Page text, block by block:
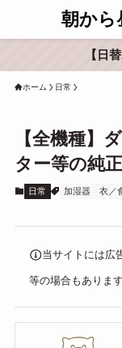
朝から
【日
ホーム 日常
【全機種】
ター等の純
日常 加湿器 衣／
当サイトには広
等の場合もあります